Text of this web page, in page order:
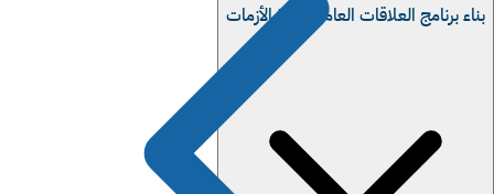
بناء برنامج العلاقات العامة لإدارة الأزمات